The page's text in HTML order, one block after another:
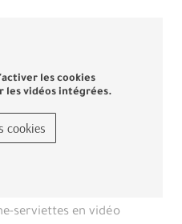
les cookies
les vidéos intégrées.
cookies
serviettes en vidéo